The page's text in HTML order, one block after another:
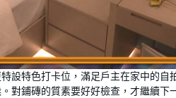
設特色打卡位，滿足戶主在家中的自
對鋪磚的質素要好好檢查，才繼續下